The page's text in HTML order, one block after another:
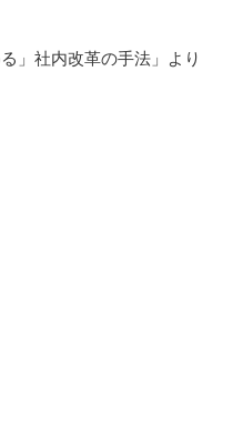
」社内改革の手法」より